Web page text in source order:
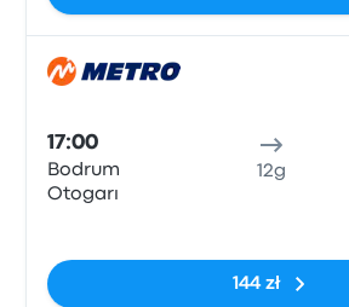
17:00
Bodrum
Otogarı
12g
144 zł